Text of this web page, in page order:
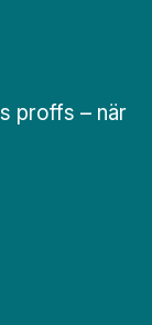
proffs – när